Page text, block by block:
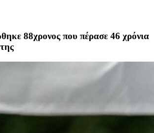
88χρονος που πέρασε 46 χρόνια